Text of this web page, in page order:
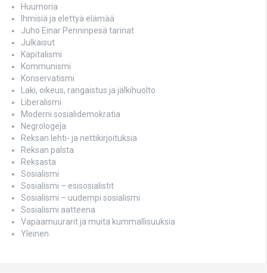
Huumoria
Ihmisiä ja elettyä elämää
Juho Einar Penninpesä tarinat
Julkaisut
Kapitalismi
Kommunismi
Konservatismi
Laki, oikeus, rangaistus ja jälkihuolto
Liberalismi
Moderni sosialidemokratia
Negrologeja
Reksan lehti- ja nettikirjoituksia
Reksan palsta
Reksasta
Sosialismi
Sosialismi – esisosialistit
Sosialismi – uudempi sosialismi
Sosialismi aatteena
Vapaamuurarit ja muita kummallisuuksia
Yleinen